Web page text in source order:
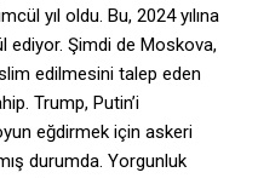
yıl oldu. Bu, 2024 yılına
ediyor. Şimdi de Moskova,
edilmesini talep eden
Trump, Putin’i
eğdirmek için askeri
durumda. Yorgunluk